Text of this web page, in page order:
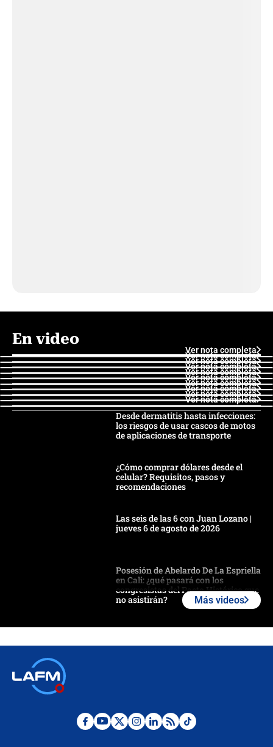
En video
Ver nota completa
Ver nota completa
Ver nota completa
Ver nota completa
Ver nota completa
Ver nota completa
Ver nota completa
Ver nota completa
Ver nota completa
Ver nota completa
Desde dermatitis hasta infecciones:
los riesgos de usar cascos de motos
de aplicaciones de transporte
¿Cómo comprar dólares desde el
celular? Requisitos, pasos y
recomendaciones
Las seis de las 6 con Juan Lozano |
jueves 6 de agosto de 2026
Posesión de Abelardo De La Espriella
en Cali: ¿qué pasará con los
congresistas del Pacto Histórico que
no asistirán?
crece el pulso por la elección del
¿Por qué De la Espriella gobernará
Más videos